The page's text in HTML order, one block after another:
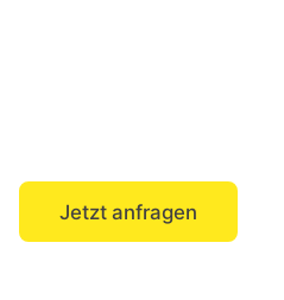
Jetzt anfragen